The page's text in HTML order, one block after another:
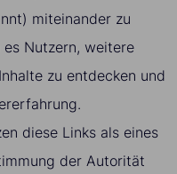
miteinander zu
es Nutzern, weitere
zu entdecken und
diese Links als eines
der Autorität